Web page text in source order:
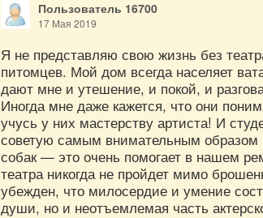
Пользователь 16700
17 Мая 2019
Я не представляю свою жизнь без
питомцев. Мой дом всегда населяет
дают мне и утешение, и покой, и
Иногда мне даже кажется, что они
учусь у них мастерству артиста! И
советую самым внимательным образом
собак — это очень помогает в нашем
театра никогда не пройдет мимо
убежден, что милосердие и умение
души, но и неотъемлемая часть